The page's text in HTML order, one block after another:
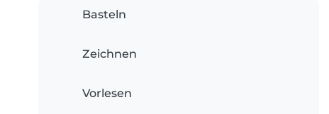
Basteln
Zeichnen
Vorlesen